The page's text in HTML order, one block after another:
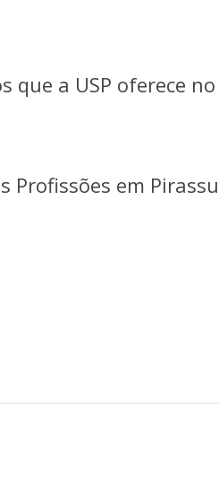
que a USP oferece
Profissões em